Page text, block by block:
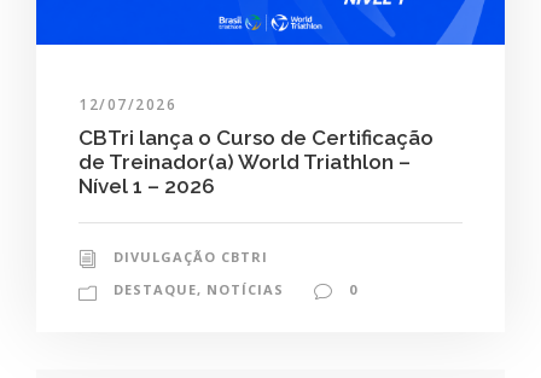
12/07/2026
CBTri lança o Curso de Certificação
de Treinador(a) World Triathlon –
Nível 1 – 2026
DIVULGAÇÃO CBTRI
DESTAQUE, NOTÍCIAS 0